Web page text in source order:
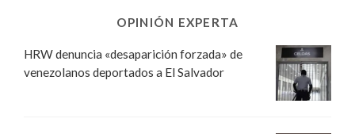
OPINIÓN EXPERTA
HRW denuncia «desaparición forzada» de
venezolanos deportados a El Salvador